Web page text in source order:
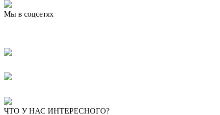
Мы в соцсетях
ЧТО У НАС ИНТЕРЕСНОГО?